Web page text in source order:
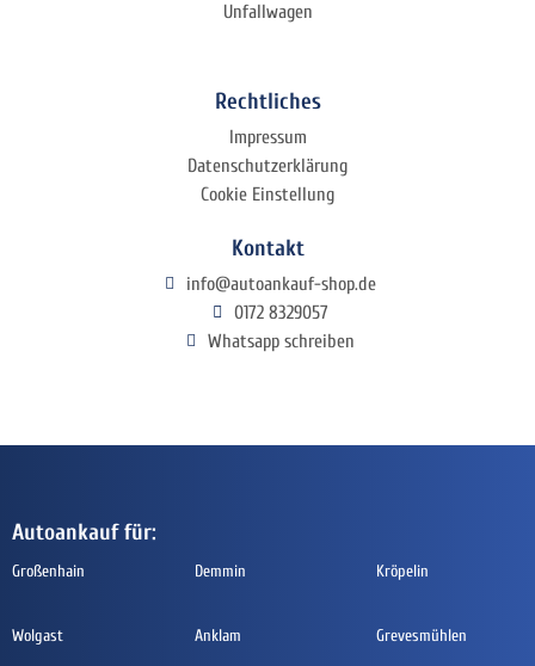
Unfallwagen
Rechtliches
Impressum
Datenschutzerklärung
Cookie Einstellung
Kontakt
info@autoankauf-shop.de
0172 8329057
Whatsapp schreiben
Autoankauf für:
Großenhain Demmin Kröpelin
Wolgast Anklam Grevesmühlen